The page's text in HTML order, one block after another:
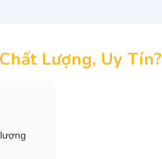
Lượng, Uy Tín?